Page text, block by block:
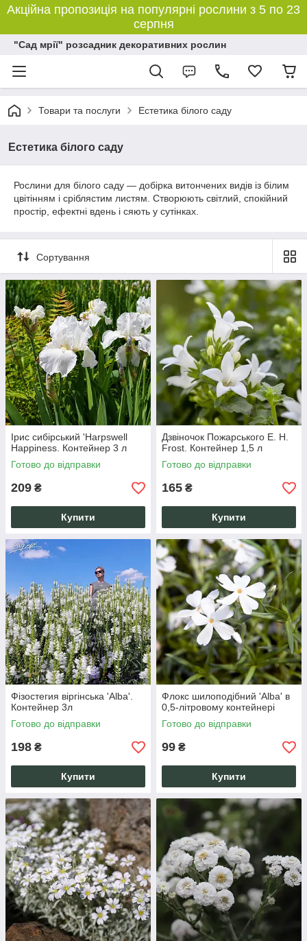
Акційна пропозиція на популярні рослини з 5 по 23
серпня
"Сад мрії" розсадник декоративних рослин
Товари та послуги Естетика білого саду
Естетика білого саду
Рослини для білого саду — добірка витончених видів із білим
цвітінням і сріблястим листям. Створюють світлий, спокійний
простір, ефектні вдень і сяють у сутінках.
Сортування
Ірис сибірський 'Harpswell
Happiness. Контейнер 3 л
Готово до відправки
209 ₴
Купити
Дзвіночок Пожарського E. H.
Frost. Контейнер 1,5 л
Готово до відправки
165 ₴
Купити
Фізостегия віргінська 'Alba'.
Контейнер 3л
Готово до відправки
198 ₴
Купити
Флокс шилоподібний 'Alba' в
0,5-літровому контейнері
Готово до відправки
99 ₴
Купити